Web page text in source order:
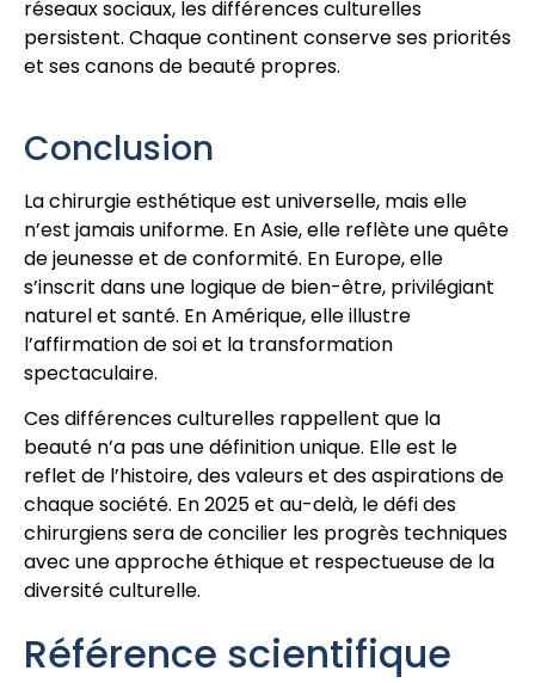
réseaux sociaux, les différences culturelles
persistent. Chaque continent conserve ses priorités
et ses canons de beauté propres.
Conclusion
La chirurgie esthétique est universelle, mais elle
n’est jamais uniforme. En Asie, elle reflète une quête
de jeunesse et de conformité. En Europe, elle
s’inscrit dans une logique de bien-être, privilégiant
naturel et santé. En Amérique, elle illustre
l’affirmation de soi et la transformation
spectaculaire.
Ces différences culturelles rappellent que la
beauté n’a pas une définition unique. Elle est le
reflet de l’histoire, des valeurs et des aspirations de
chaque société. En 2025 et au-delà, le défi des
chirurgiens sera de concilier les progrès techniques
avec une approche éthique et respectueuse de la
diversité culturelle.
Référence scientifique